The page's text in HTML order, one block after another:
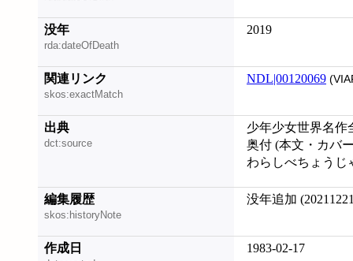
没年
rda:dateOfDeath
2019
関連リンク
skos:exactMatch
NDL|00120069
出典
dct:source
少年少女世界名作
奥付 (本文・カバ
わらしべちょうじ
編集履歴
skos:historyNote
没年追加
作成日 1983-02-17